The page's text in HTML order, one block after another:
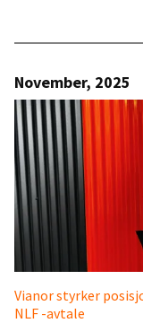
November, 2025
Vianor styrker
NLF -avtale